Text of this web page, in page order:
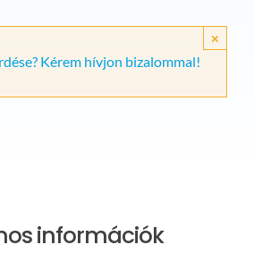
Kérem hívjon bizalommal!
×
információk